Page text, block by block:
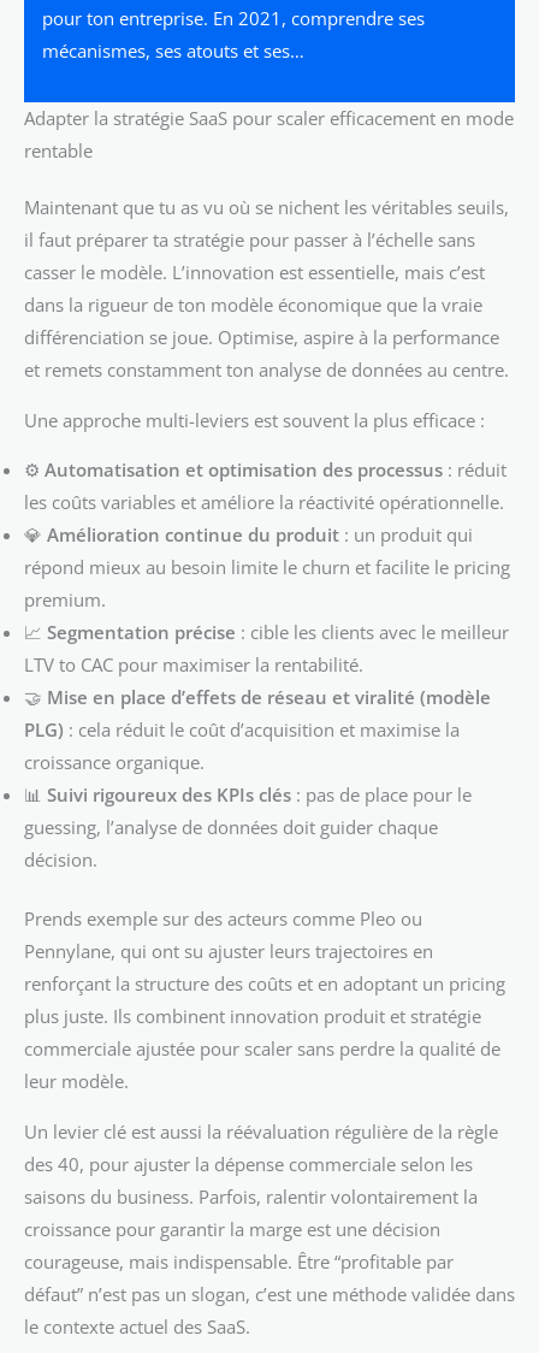
pour ton entreprise. En 2021, comprendre ses
mécanismes, ses atouts et ses…
Adapter la stratégie SaaS pour scaler efficacement en mode
rentable
Maintenant que tu as vu où se nichent les véritables seuils,
il faut préparer ta stratégie pour passer à l’échelle sans
casser le modèle. L’innovation est essentielle, mais c’est
dans la rigueur de ton modèle économique que la vraie
différenciation se joue. Optimise, aspire à la performance
et remets constamment ton analyse de données au centre.
Une approche multi-leviers est souvent la plus efficace :
⚙️ Automatisation et optimisation des processus : réduit
les coûts variables et améliore la réactivité opérationnelle.
💎 Amélioration continue du produit : un produit qui
répond mieux au besoin limite le churn et facilite le pricing
premium.
📈 Segmentation précise : cible les clients avec le meilleur
LTV to CAC pour maximiser la rentabilité.
🤝 Mise en place d’effets de réseau et viralité (modèle
PLG) : cela réduit le coût d’acquisition et maximise la
croissance organique.
📊 Suivi rigoureux des KPIs clés : pas de place pour le
guessing, l’analyse de données doit guider chaque
décision.
Prends exemple sur des acteurs comme Pleo ou
Pennylane, qui ont su ajuster leurs trajectoires en
renforçant la structure des coûts et en adoptant un pricing
plus juste. Ils combinent innovation produit et stratégie
commerciale ajustée pour scaler sans perdre la qualité de
leur modèle.
Un levier clé est aussi la réévaluation régulière de la règle
des 40, pour ajuster la dépense commerciale selon les
saisons du business. Parfois, ralentir volontairement la
croissance pour garantir la marge est une décision
courageuse, mais indispensable. Être “profitable par
défaut” n’est pas un slogan, c’est une méthode validée dans
le contexte actuel des SaaS.